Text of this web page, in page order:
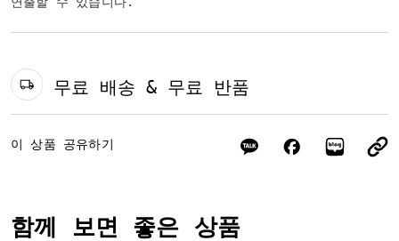
무료 배송 & 무료 반품
이 상품 공유하기
함께 보면 좋은 상품